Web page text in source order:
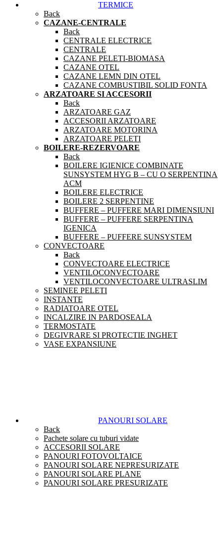
TERMICE
Back
CAZANE-CENTRALE
Back
CENTRALE ELECTRICE
CENTRALE
CAZANE PELETI-BIOMASA
CAZANE OTEL
CAZANE LEMN DIN OTEL
CAZANE COMBUSTIBIL SOLID FONTA
ARZATOARE SI ACCESORII
Back
ARZATOARE GAZ
ACCESORII ARZATOARE
ARZATOARE MOTORINA
ARZATOARE PELETI
BOILERE-REZERVOARE
Back
BOILERE IGIENICE COMBINATE
SUNSYSTEM HYG B – CU O SERPENTINA
ACM
BOILERE ELECTRICE
BOILERE 2 SERPENTINE
BUFFERE – PUFFERE MARI DIMENSIUNI
BUFFERE – PUFFERE SERPENTINA
IGENICA
BUFFERE – PUFFERE SUNSYSTEM
CONVECTOARE
Back
CONVECTOARE ELECTRICE
VENTILOCONVECTOARE
VENTILOCONVECTOARE ULTRASLIM
SEMINEE PELETI
INSTANTE
RADIATOARE OTEL
INCALZIRE IN PARDOSEALA
TERMOSTATE
DEGIVRARE SI PROTECTIE INGHET
VASE EXPANSIUNE
PANOURI SOLARE
Back
Pachete solare cu tuburi vidate
ACCESORII SOLARE
PANOURI FOTOVOLTAICE
PANOURI SOLARE NEPRESURIZATE
PANOURI SOLARE PLANE
PANOURI SOLARE PRESURIZATE